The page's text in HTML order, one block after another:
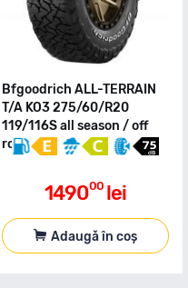
Bfgoodrich ALL-TERRAIN
T/A KO3 275/60/R20
119/116S all season / off
road
149000 lei
Adaugă în coș